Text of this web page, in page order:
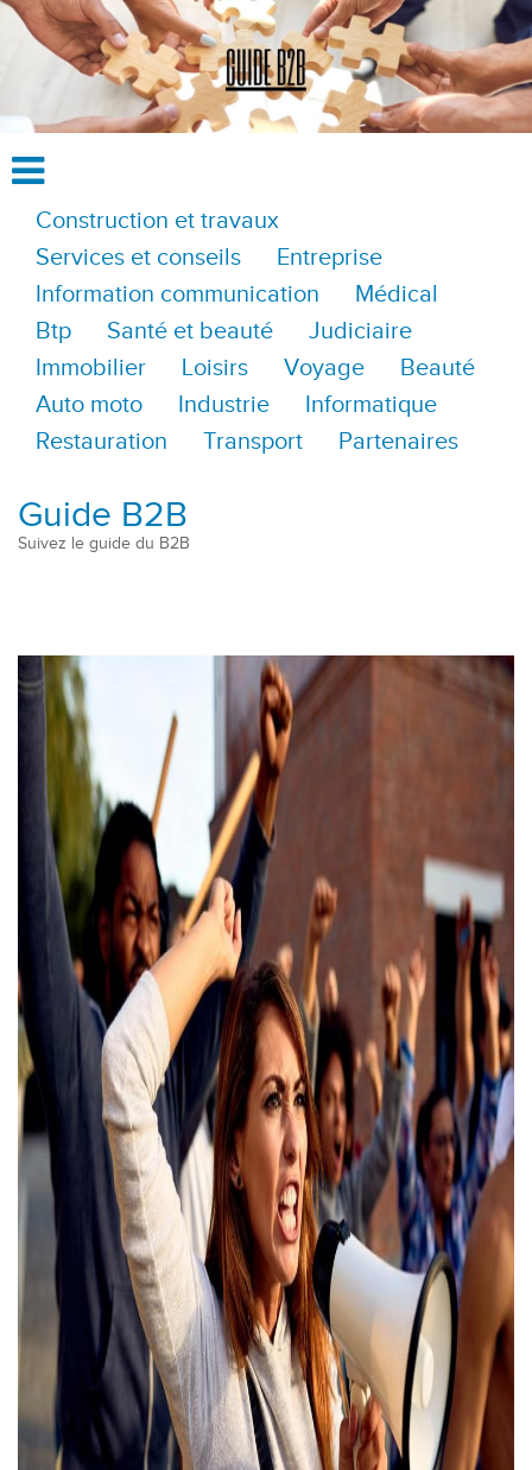
Construction et travaux
Services et conseils
Entreprise
Information communication
Médical
Btp
Santé et beauté
Judiciaire
Immobilier
Loisirs Voyage
Beauté
Auto moto
Industrie
Informatique
Restauration
Transport Partenaires
Guide B2B
Suivez le guide du B2B